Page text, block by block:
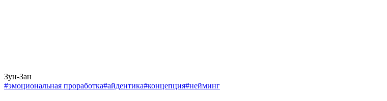
Зун-Зан
#эмоциональная проработка#айдентика#концепция#нейминг